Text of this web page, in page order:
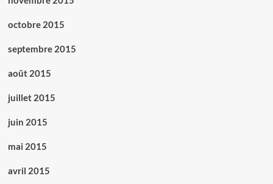
octobre 2015
septembre 2015
août 2015
juillet 2015
juin 2015
mai 2015
avril 2015